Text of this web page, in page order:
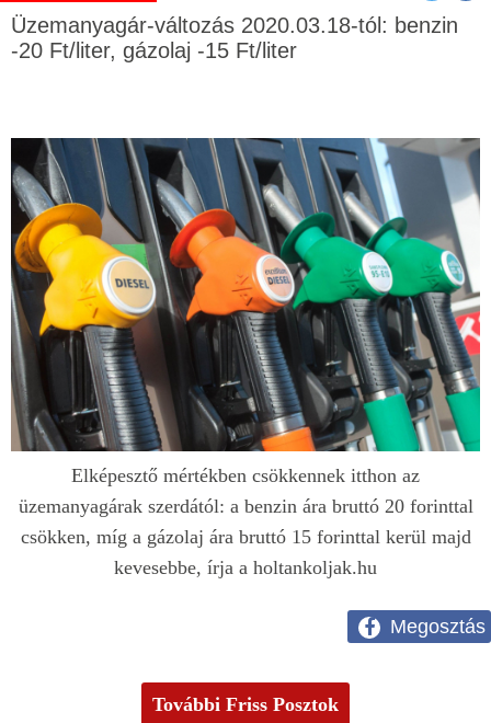
Üzemanyagár-változás 2020.03.18-tól: benzin
-20 Ft/liter, gázolaj -15 Ft/liter
Elképesztő mértékben csökkennek itthon az
üzemanyagárak szerdától: a benzin ára bruttó 20 forinttal
csökken, míg a gázolaj ára bruttó 15 forinttal kerül majd
kevesebbe, írja a holtankoljak.hu
Megosztás
További Friss Posztok